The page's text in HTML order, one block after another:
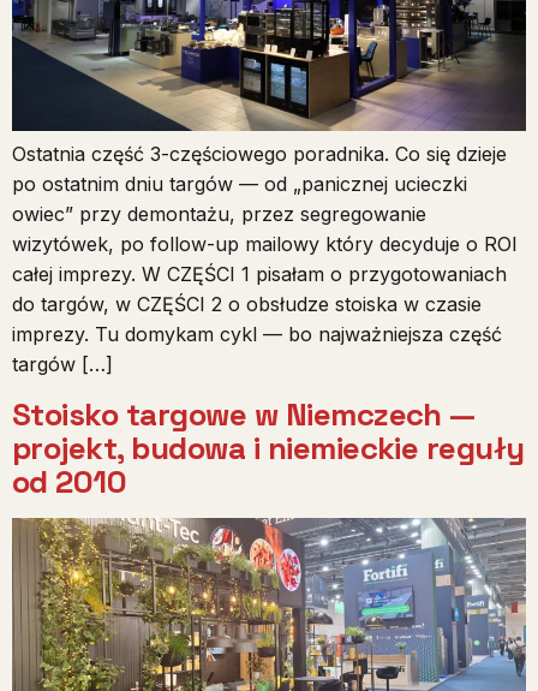
Ostatnia część 3-częściowego poradnika. Co się dzieje
po ostatnim dniu targów — od „panicznej ucieczki
owiec” przy demontażu, przez segregowanie
wizytówek, po follow-up mailowy który decyduje o ROI
całej imprezy. W CZĘŚCI 1 pisałam o przygotowaniach
do targów, w CZĘŚCI 2 o obsłudze stoiska w czasie
imprezy. Tu domykam cykl — bo najważniejsza część
targów […]
Stoisko targowe w Niemczech —
projekt, budowa i niemieckie reguły
od 2010